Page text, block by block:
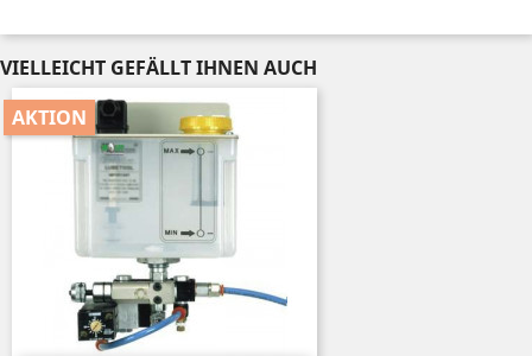
VIELLEICHT GEFÄLLT IHNEN AUCH
AKTION